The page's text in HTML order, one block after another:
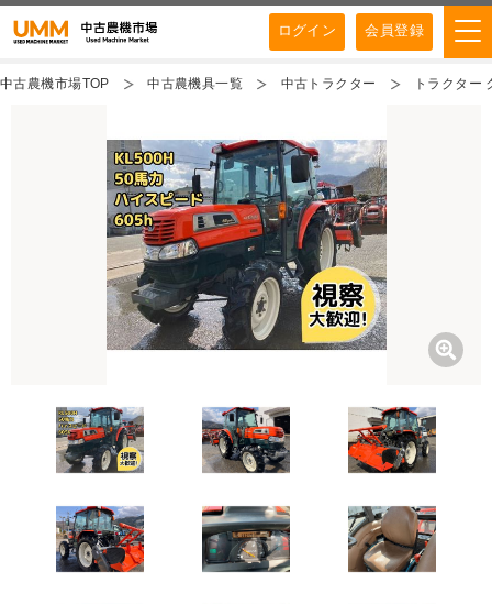
ログイン 会員登録
中古農機市場TOP 中古農機具一覧 中古トラクター トラクター